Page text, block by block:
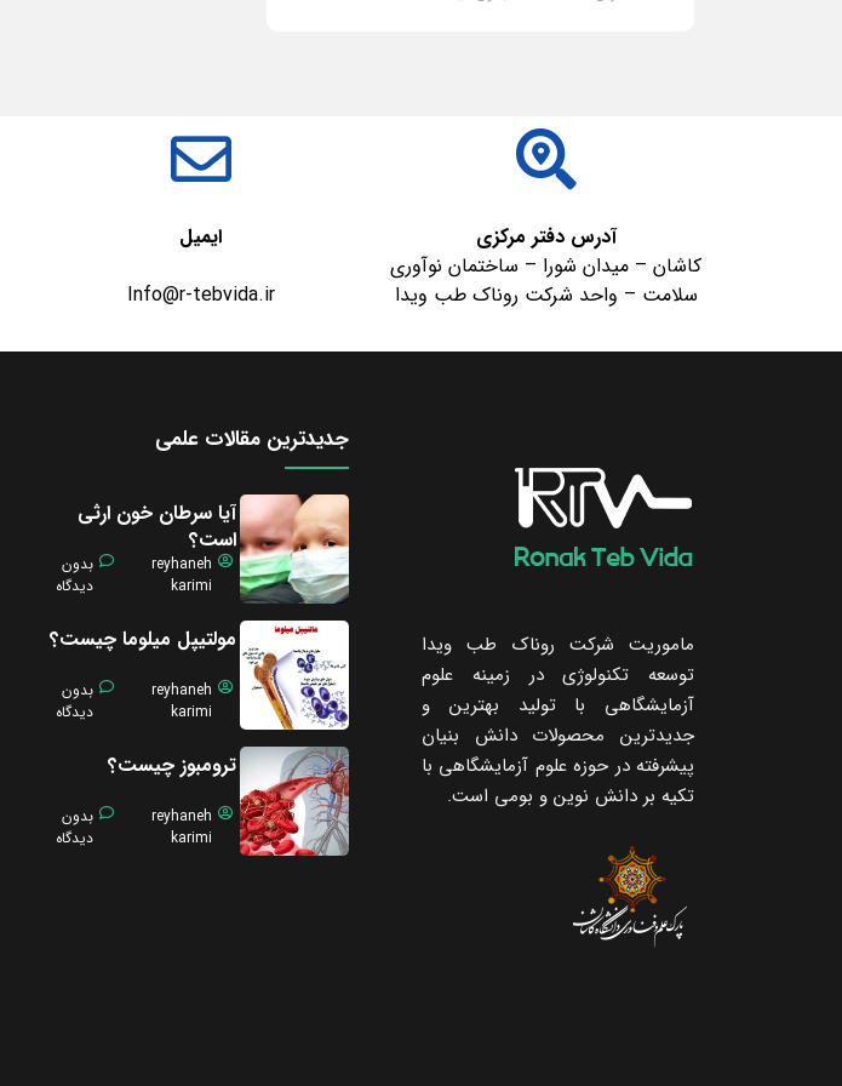
آدرس دفتر مرکزی
کاشان – میدان شورا – ساختمان نوآوری
سلامت – واحد شرکت روناک طب ویدا
ایمیل
Info@r-tebvida.ir
ماموریت شرکت روناک طب ویدا
توسعه تکنولوژی در زمینه علوم
آزمایشگاهی با تولید بهترین و
جدیدترین محصولات دانش بنیان
پیشرفته در حوزه علوم آزمایشگاهی با
تکیه ‌بر دانش نوین و بومی است.
جدیدترین مقالات علمی
آیا سرطان خون ارثی
است؟
reyhaneh
karimi
بدون
دیدگاه
مولتیپل میلوما چیست؟
reyhaneh
karimi
بدون
دیدگاه
ترومبوز چیست؟
reyhaneh
karimi
بدون
دیدگاه